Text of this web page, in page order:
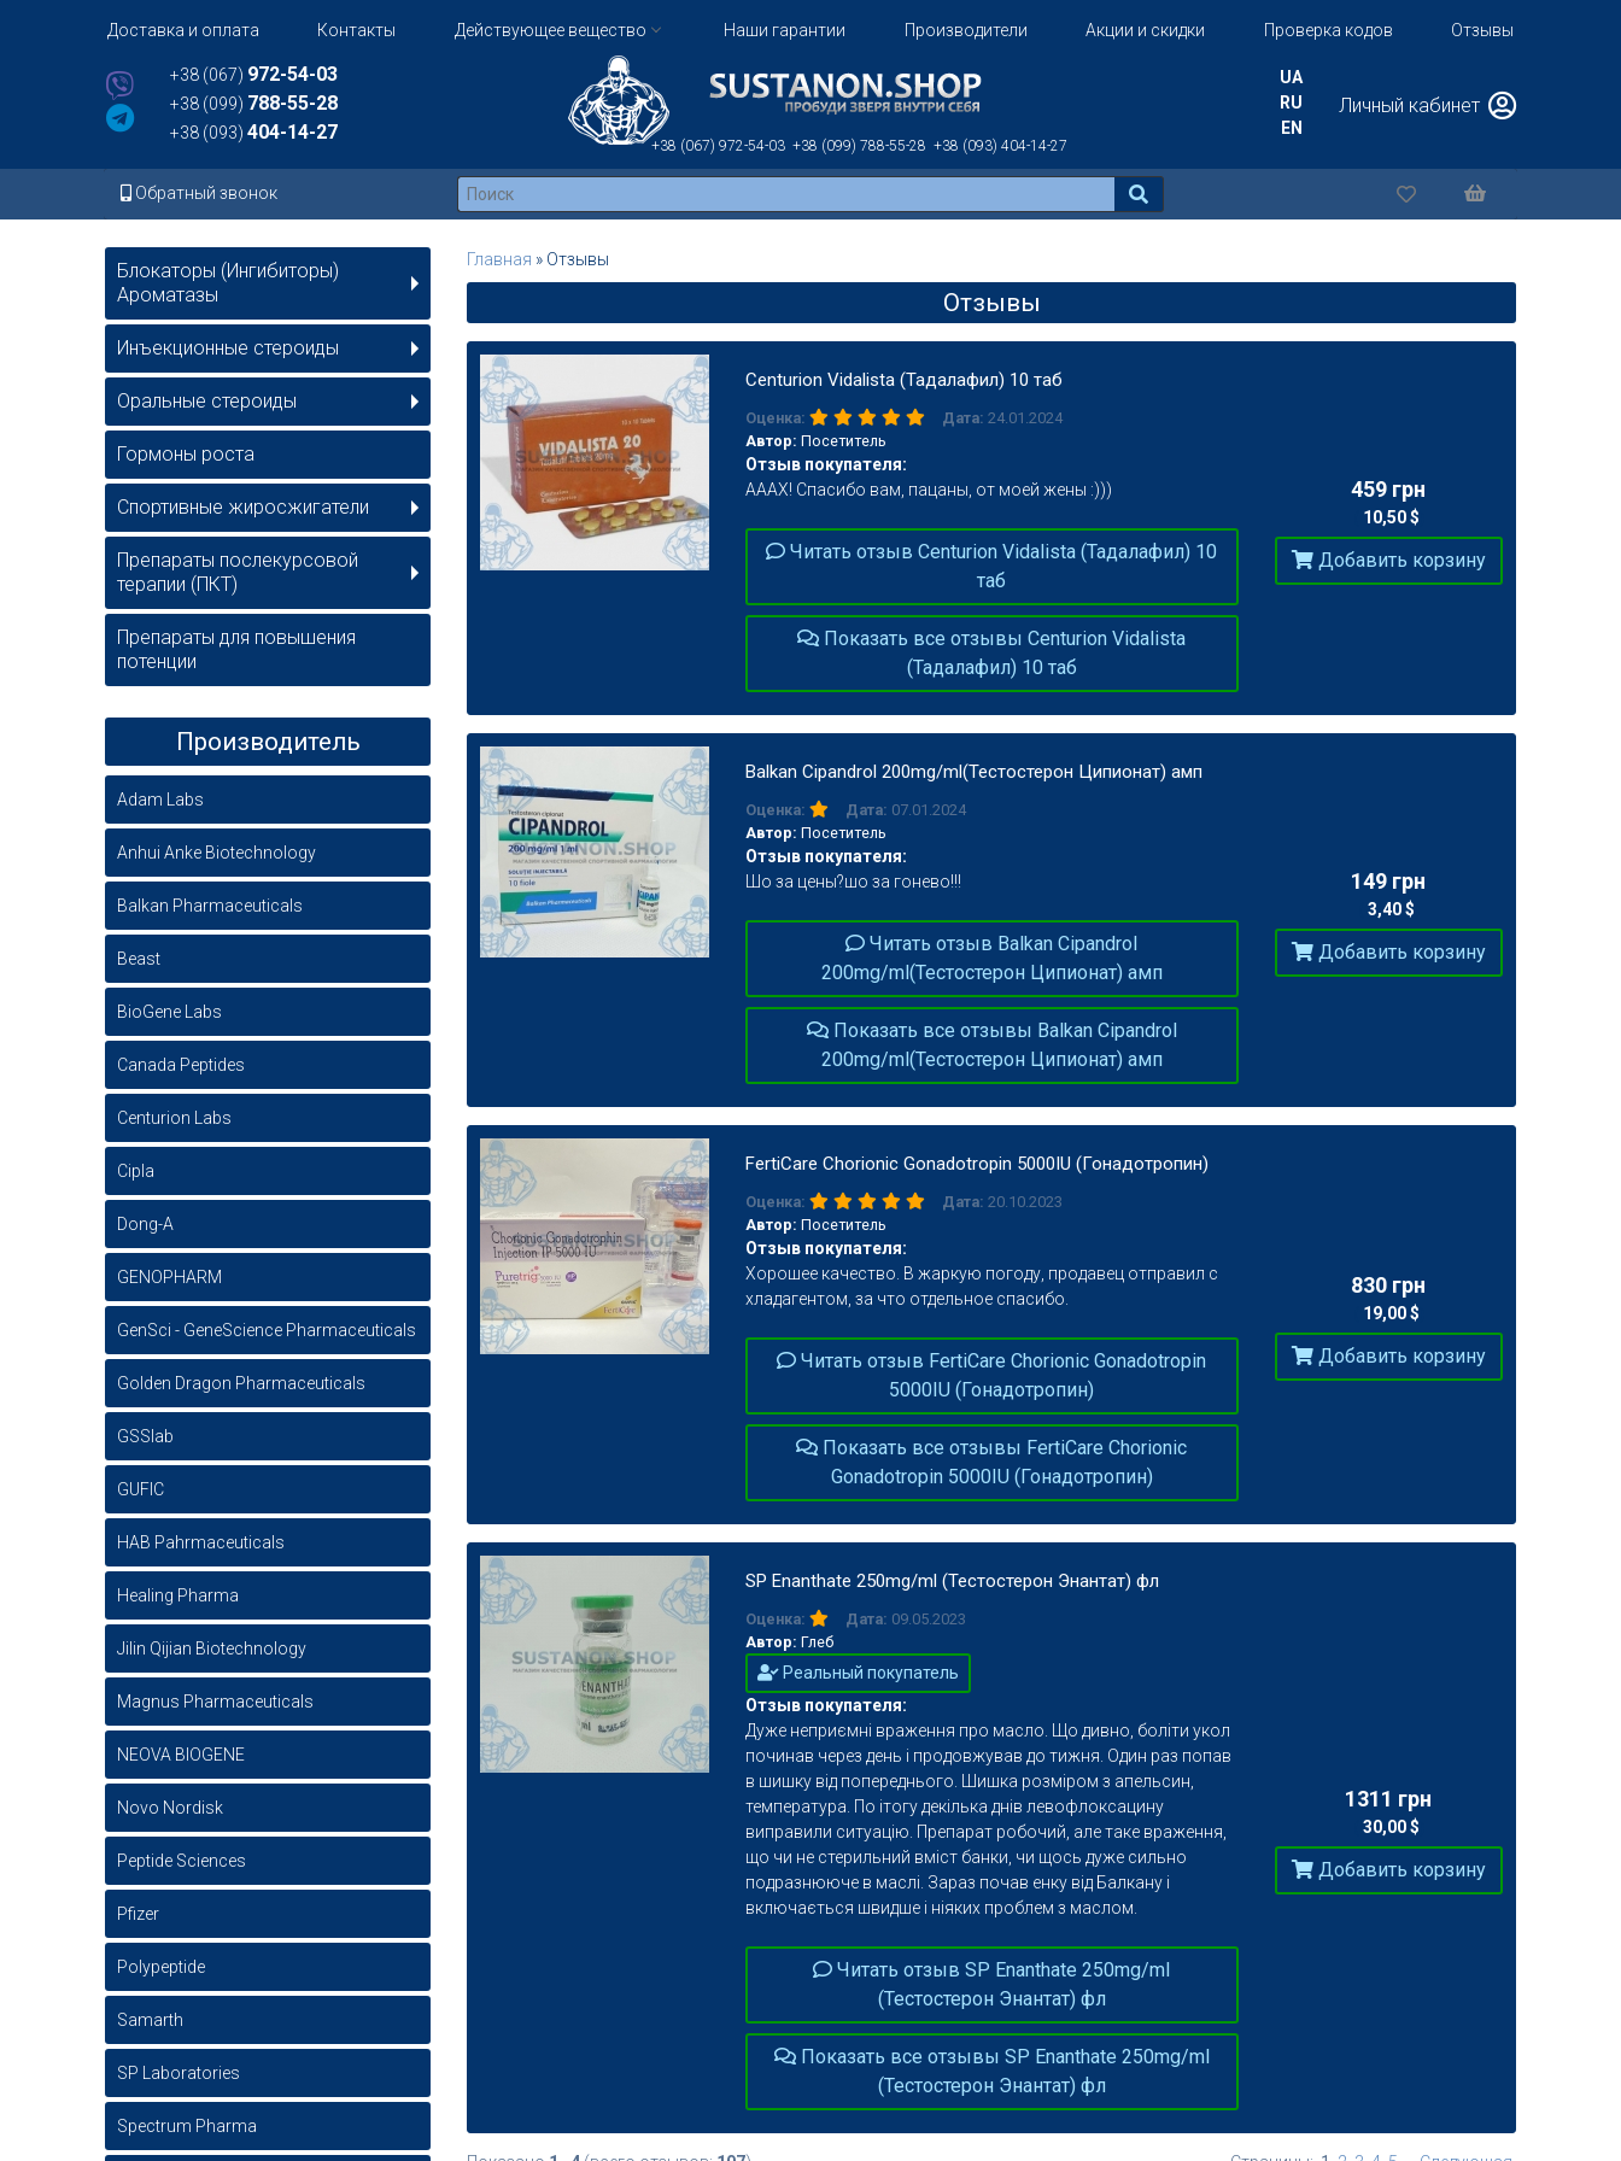
Доставка и оплата Контакты Действующее вещество Наши гарантии Производители Акции и скидки Проверка кодов Отзывы
+38 (067) 972-54-03
+38 (099) 788-55-28
+38 (093) 404-14-27
+38 (067) 972-54-03 +38 (099) 788-55-28 +38 (093) 404-14-27
UA
RU
EN
Личный кабинет
Обратный звонок
Блокаторы (Ингибиторы)
Ароматазы
Инъeкциoнныe стерoиды
Оральные стероиды
Гормоны роста
Спортивные жиросжигатели
Препараты послекурсовой
терапии (ПКТ)
Препараты для повышения
потенции
Производитель
Adam Labs
Anhui Anke Biotechnology
Balkan Pharmaceuticals
Beast
BioGene Labs
Canada Peptides
Centurion Labs
Cipla
Dong-A
GENOPHARM
GenSci - GeneScience Pharmaceuticals
Golden Dragon Pharmaceuticals
GSSlab
GUFIC
HAB Pahrmaceuticals
Healing Pharma
Jilin Qijian Biotechnology
Magnus Pharmaceuticals
NEOVA BIOGENE
Novo Nordisk
Peptide Sciences
Pfizer
Polypeptide
Samarth
SP Laboratories
Spectrum Pharma
Главная » Отзывы
Отзывы
Centurion Vidalista (Тадалафил) 10 таб
Оценка: Дата: 24.01.2024
Автор: Посетитель
Отзыв покупателя:
АААХ! Спасибо вам, пацаны, от моей жены :)))
Читать отзыв Centurion Vidalista (Тадалафил) 10
таб
Показать все отзывы Centurion Vidalista
(Тадалафил) 10 таб
459 грн
10,50 $
Добавить корзину
Balkan Cipandrol 200mg/ml(Тестостерон Ципионат) амп
Оценка: Дата: 07.01.2024
Автор: Посетитель
Отзыв покупателя:
Шо за цены?шо за гонево!!!
Читать отзыв Balkan Cipandrol
200mg/ml(Тестостерон Ципионат) амп
Показать все отзывы Balkan Cipandrol
200mg/ml(Тестостерон Ципионат) амп
149 грн
3,40 $
Добавить корзину
FertiCare Chorionic Gonadotropin 5000IU (Гонадотропин)
Оценка: Дата: 20.10.2023
Автор: Посетитель
Отзыв покупателя:
Хорошее качество. В жаркую погоду, продавец отправил с
хладагентом, за что отдельное спасибо.
Читать отзыв FertiCare Chorionic Gonadotropin
5000IU (Гонадотропин)
Показать все отзывы FertiCare Chorionic
Gonadotropin 5000IU (Гонадотропин)
830 грн
19,00 $
Добавить корзину
SP Enanthate 250mg/ml (Тестостерон Энантат) фл
Оценка: Дата: 09.05.2023
Автор: Глеб
Реальный покупатель
Отзыв покупателя:
Дуже неприємні враження про масло. Що дивно, боліти укол
починав через день і продовжував до тижня. Один раз попав
в шишку від попереднього. Шишка розміром з апельсин,
температура. По ітогу декілька днів левофлоксацину
виправили ситуацію. Препарат робочий, але таке враження,
що чи не стерильний вміст банки, чи щось дуже сильно
подразнююче в маслі. Зараз почав енку від Балкану і
включається швидше і ніяких проблем з маслом.
Читать отзыв SP Enanthate 250mg/ml
(Тестостерон Энантат) фл
Показать все отзывы SP Enanthate 250mg/ml
(Тестостерон Энантат) фл
1311 грн
30,00 $
Добавить корзину